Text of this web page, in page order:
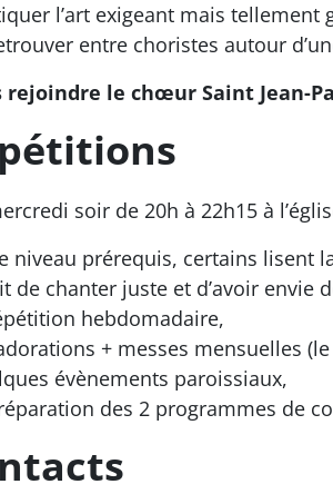
l’art exigeant mais
entre choristes autour
rejoindre le chœur Saint Jean-
soir de 20h à 22h15 à
niveau prérequis, certains lisent
de chanter juste et d’avoir envie
hebdomadaire,
+ messes mensuelles
évènements paroissiaux,
des 2 programmes de